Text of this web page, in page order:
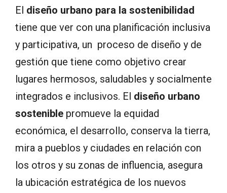
El diseño urbano para la sostenibilidad
tiene que ver con una planificación inclusiva
y participativa, un proceso de diseño y de
gestión que tiene como objetivo crear
lugares hermosos, saludables y socialmente
integrados e inclusivos. El diseño urbano
sostenible promueve la equidad
económica, el desarrollo, conserva la tierra,
mira a pueblos y ciudades en relación con
los otros y su zonas de influencia, asegura
la ubicación estratégica de los nuevos